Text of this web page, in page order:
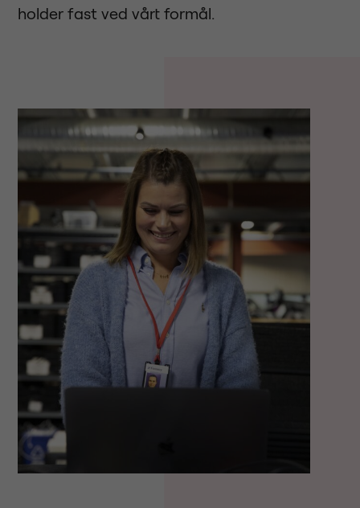
holder fast ved vårt formål.